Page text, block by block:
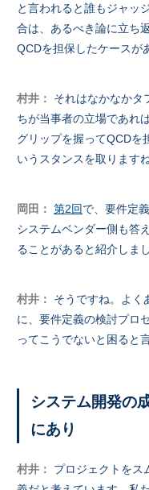
と言われると誰もジャッ
合は、あるべき論に立ち
QCDを担保したケースが
村井：
それはなかなかタ
ちが当事者の立場であれ
グリップを握ってQCDを
いうスタンスを取りますね
岡田： 第2回で、要件定
システムベンダー側も答
ることがあると紹介しま
村井：
そうですね。よく
に、要件定義の検討プロ
ってこうでないと困ると
システム開発の
にあり
村井：
プロジェクトをス